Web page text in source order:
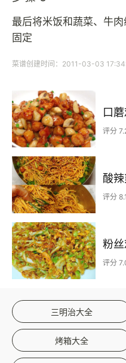
最后将米饭和蔬菜、牛
固定
菜谱创建时间：2011-03-03
口
评分
评分 8.1
评分
三明治大全
烤箱大全